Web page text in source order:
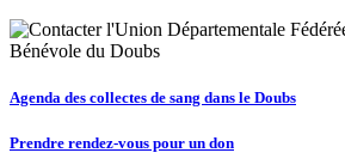
Agenda des collectes de sang dans le Doubs
Prendre rendez-vous pour un don